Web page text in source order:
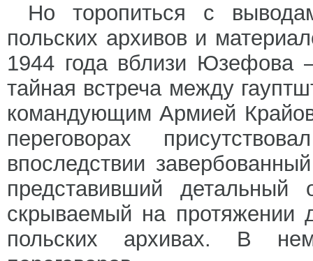
Но торопиться с
польских архивов и
1944 года вблизи Юзефова
тайная встреча между
командующим Армией
переговорах
впоследствии
представивший
скрываемый на протяжении
польских архивах. В